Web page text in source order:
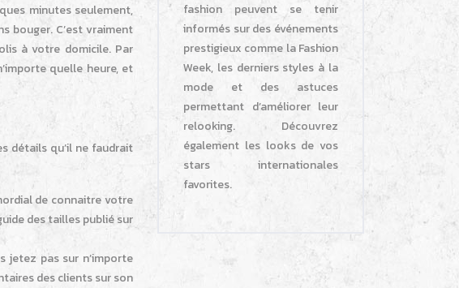
minutes seulement,
bouger. C’est vraiment
à votre domicile. Par
quelle heure, et
détails qu’il ne faudrait
de connaitre votre
des tailles publié sur
jetez pas sur n’importe
des clients sur son
fashion peuvent se tenir
informés sur des événements
prestigieux comme la Fashion
Week, les derniers styles à la
mode et des astuces
permettant d’améliorer leur
relooking. Découvrez
également les looks de vos
stars internationales
favorites.